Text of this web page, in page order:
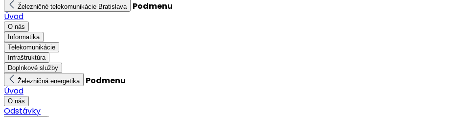
Železničné telekomunikácie Bratislava
Podmenu
Úvod
O nás
Informatika
Telekomunikácie
Infraštruktúra
Doplnkové služby
Železničná energetika
Podmenu
Úvod
O nás
Odstávky